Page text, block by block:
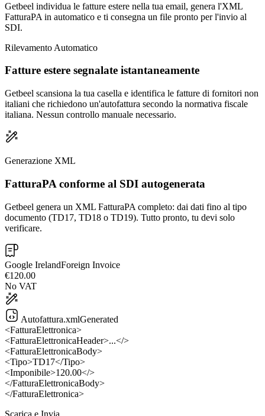
Getbeel individua le fatture estere nella tua email, genera l'XML
FatturaPA in automatico e ti consegna un file pronto per l'invio al
SDI.
Rilevamento Automatico
Fatture estere segnalate istantaneamente
Getbeel scansiona la tua casella e identifica le fatture di fornitori non
italiani che richiedono un'autofattura secondo la normativa fiscale
italiana. Nessun controllo manuale necessario.
Generazione XML
FatturaPA conforme al SDI autogenerata
Getbeel genera un XML FatturaPA completo: dai dati fino al tipo
documento (TD17, TD18 o TD19). Tutto pronto, tu devi solo
verificare.
Google IrelandForeign Invoice
€120.00
No VAT
Autofattura.xmlGenerated
<FatturaElettronica>
<FatturaElettronicaHeader>...</>
<FatturaElettronicaBody>
<Tipo>TD17</Tipo>
<Imponibile>120.00</>
</FatturaElettronicaBody>
</FatturaElettronica>
Scarica e Invia